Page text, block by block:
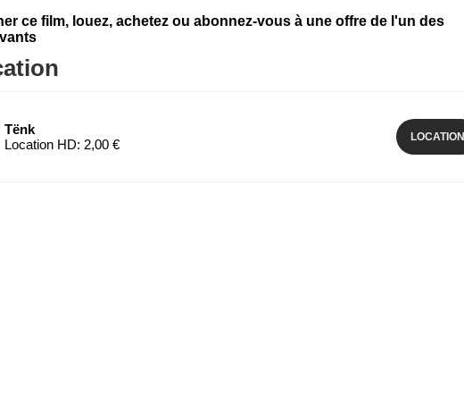
ce film, louez, achetez ou abonnez-vous à une offre de l'un des
Tënk
Location HD: 2,00 €
LOCATION